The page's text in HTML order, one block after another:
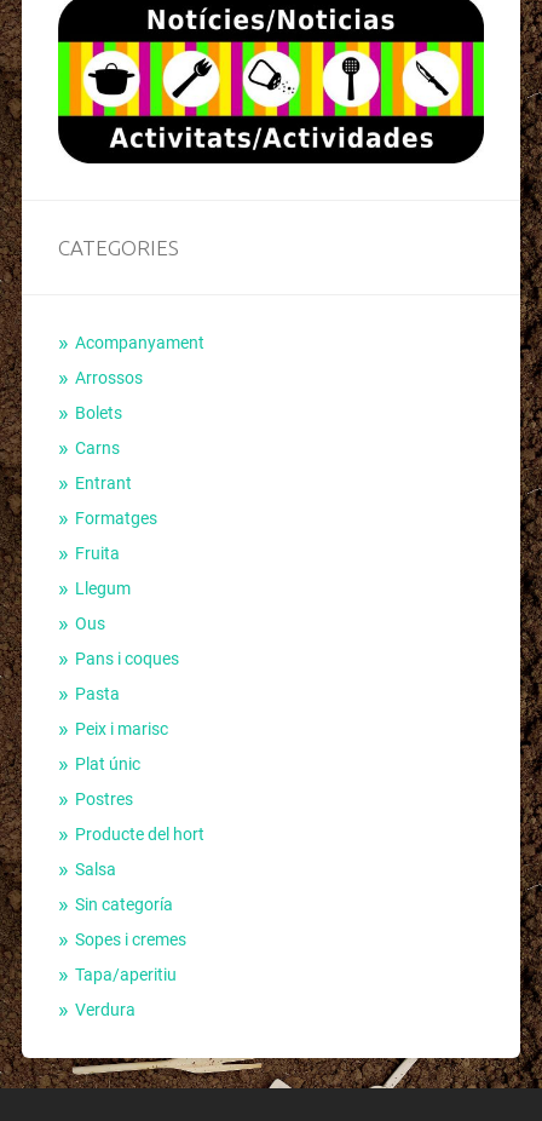
CATEGORIES
Acompanyament
Arrossos
Bolets
Carns
Entrant
Formatges
Fruita
Llegum
Ous
Pans i coques
Pasta
Peix i marisc
Plat únic
Postres
Producte del hort
Salsa
Sin categoría
Sopes i cremes
Tapa/aperitiu
Verdura